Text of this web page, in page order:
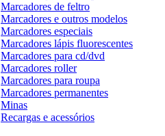
Marcadores de feltro
Marcadores e outros modelos
Marcadores especiais
Marcadores lápis fluorescentes
Marcadores para cd/dvd
Marcadores roller
Marcadores para roupa
Marcadores permanentes
Minas
Recargas e acessórios